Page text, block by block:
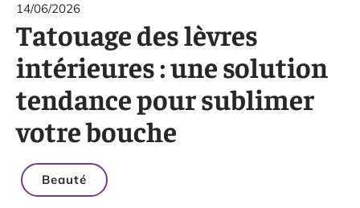
14/06/2026
Tatouage des lèvres
intérieures : une solution
tendance pour sublimer
votre bouche
Beauté